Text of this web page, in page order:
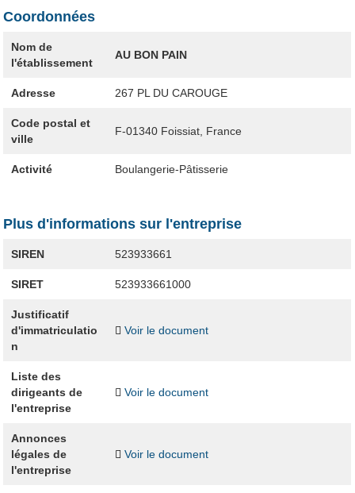
Coordonnées
Nom de
l'établissement
AU BON PAIN
Adresse 267 PL DU CAROUGE
Code postal et
ville
F-01340 Foissiat, France
Activité Boulangerie-Pâtisserie
Plus d'informations sur l'entreprise
SIREN 523933661
SIRET 523933661000
Justificatif
d'immatriculatio
n
Voir le document
Liste des
dirigeants de
l'entreprise
Voir le document
Annonces
légales de
l'entreprise
Voir le document